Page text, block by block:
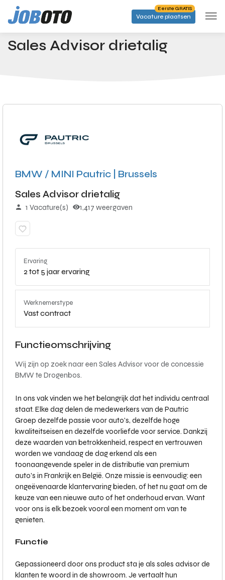
Skip to main content
Vacature plaatsen
Eerste GRATIS
Startpagina Banen Sales Advisor drietalig
Sales Advisor drietalig
BMW / MINI Pautric | Brussels
Sales Advisor drietalig
1 Vacature(s) 1,417 weergaven
Ervaring
2 tot 5 jaar ervaring
Werknemerstype
Vast contract
Functieomschrijving
Wij zijn op zoek naar een Sales Advisor voor de concessie
BMW te Drogenbos.
In ons vak vinden we het belangrijk dat het individu centraal
staat. Elke dag delen de medewerkers van de Pautric
Groep dezelfde passie voor auto's, dezelfde hoge
kwaliteitseisen en dezelfde voorliefde voor service. Dankzij
deze waarden van betrokkenheid, respect en vertrouwen
worden we vandaag de dag erkend als een
toonaangevende speler in de distributie van premium
auto's in Frankrijk en België. Onze missie is eenvoudig: een
ongeëvenaarde klantervaring bieden, of het nu gaat om de
keuze van een nieuwe auto of het onderhoud ervan. Want
voor ons is elk bezoek vooral een moment om van te
genieten.
Functie
Gepassioneerd door ons product sta je als sales advisor de
klanten te woord in de showroom. Je vertaalt hun